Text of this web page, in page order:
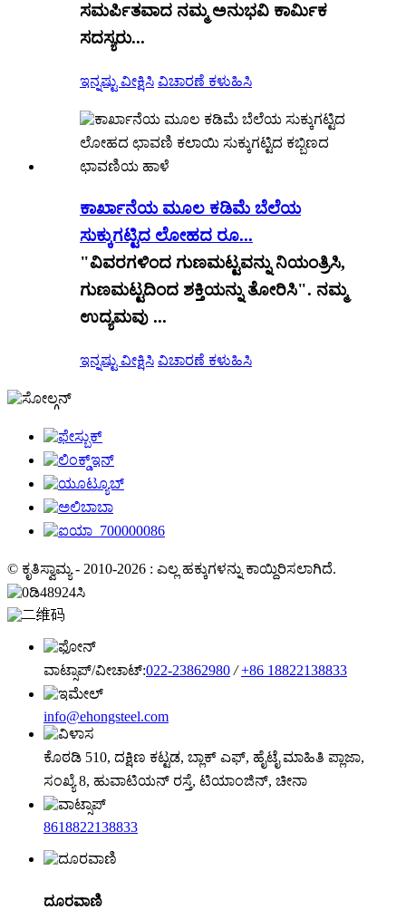
ಸಮರ್ಪಿತವಾದ ನಮ್ಮ ಅನುಭವಿ ಕಾರ್ಮಿಕ
ಸದಸ್ಯರು...
ಇನ್ನಷ್ಟು ವೀಕ್ಷಿಸಿ ವಿಚಾರಣೆ ಕಳುಹಿಸಿ
ಕಾರ್ಖಾನೆಯ ಮೂಲ ಕಡಿಮೆ ಬೆಲೆಯ
ಸುಕ್ಕುಗಟ್ಟಿದ ಲೋಹದ ರೂ...
"ವಿವರಗಳಿಂದ ಗುಣಮಟ್ಟವನ್ನು ನಿಯಂತ್ರಿಸಿ,
ಗುಣಮಟ್ಟದಿಂದ ಶಕ್ತಿಯನ್ನು ತೋರಿಸಿ". ನಮ್ಮ
ಉದ್ಯಮವು ...
ಇನ್ನಷ್ಟು ವೀಕ್ಷಿಸಿ ವಿಚಾರಣೆ ಕಳುಹಿಸಿ
© ಕೃತಿಸ್ವಾಮ್ಯ - 2010-2026 : ಎಲ್ಲ ಹಕ್ಕುಗಳನ್ನು ಕಾಯ್ದಿರಿಸಲಾಗಿದೆ.
ವಾಟ್ಸಾಪ್/ವೀಚಾಟ್:022-23862980 / +86 18822138833
info@ehongsteel.com
ಕೊಠಡಿ 510, ದಕ್ಷಿಣ ಕಟ್ಟಡ, ಬ್ಲಾಕ್ ಎಫ್, ಹೈಟೈ ಮಾಹಿತಿ ಪ್ಲಾಜಾ,
ಸಂಖ್ಯೆ 8, ಹುವಾಟಿಯನ್ ರಸ್ತೆ, ಟಿಯಾಂಜಿನ್, ಚೀನಾ
8618822138833
ದೂರವಾಣಿ